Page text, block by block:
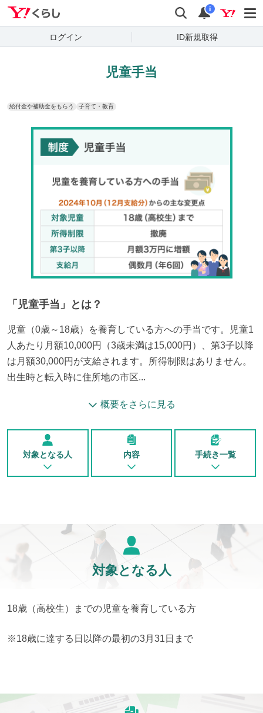
検索 通知
i
ログイン ID新規取得
児童手当
給付金や補助金をもらう 子育て・教育
「 児童手当 」とは？
児童（0歳～18歳）を養育している方への手当です。児童1
人あたり月額10,000円（3歳未満は15,000円）、第3子以降
は月額30,000円が支給されます。所得制限はありません。
出生時と転入時に住所地の市区...
概要をさらに見る
対象となる人 内容 手続き一覧
対象となる人
18歳（高校生）までの児童を養育している方
※18歳に達する日以降の最初の3月31日まで